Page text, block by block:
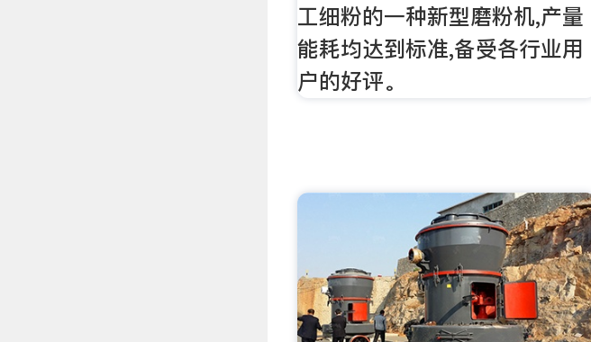
工细粉的一种新型磨粉机,产量
能耗均达到标准,备受各行业用
户的好评。